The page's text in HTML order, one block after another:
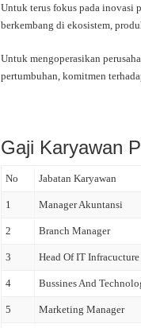
Untuk terus fokus pada inovasi
berkembang di ekosistem,
Untuk mengoperasikan
pertumbuhan, komitmen
Gaji Karyawan
No Jabatan Karyawan
1 Manager Akuntansi
2 Branch Manager
3 Head Of IT
4 Bussines And
5 Marketing Manager